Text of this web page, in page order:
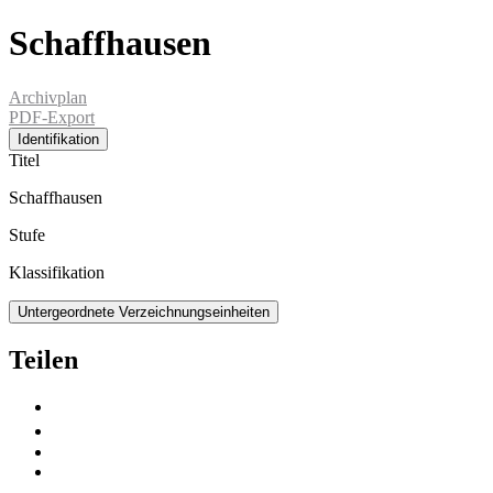
Schaffhausen
Archivplan
PDF-Export
Identifikation
Titel
Schaffhausen
Stufe
Klassifikation
Untergeordnete Verzeichnungseinheiten
Teilen